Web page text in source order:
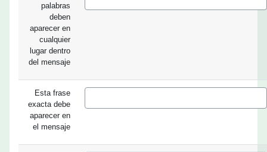
palabras
deben
aparecer en
cualquier
lugar dentro
del mensaje
Esta frase
exacta debe
aparecer en
el mensaje